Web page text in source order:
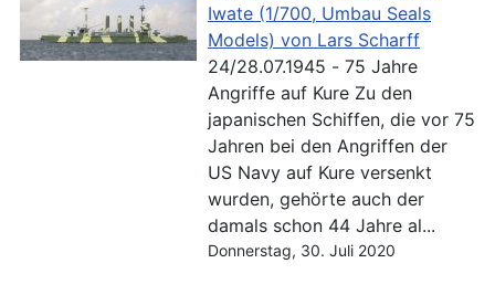
Iwate (1/700, Umbau Seals
Models) von Lars Scharff
24/28.07.1945 - 75 Jahre
Angriffe auf Kure Zu den
japanischen Schiffen, die vor 75
Jahren bei den Angriffen der
US Navy auf Kure versenkt
wurden, gehörte auch der
damals schon 44 Jahre al...
Donnerstag, 30. Juli 2020